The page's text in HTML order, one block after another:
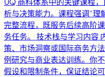
析与决策能力。课程强调“理
完整流程，既服务后续高阶
务任务。 技术栈与学习内容
策、市场洞察或国际商务方
例研究与商业表达训练。你
假设和限制条件，保证结论